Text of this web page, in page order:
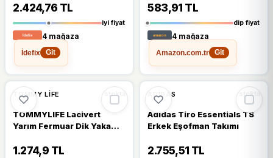
2.424,76 TL
iyi fiyat
4 mağaza
İdefix
Git
Eşofman Altı 001
583,91 TL
dip fiyat
4 mağaza
Amazon.com.tr
Git
%25 %25 DÜŞTÜ
TOMMY LIFE stokta
TOMMYLIFE Lacivert
Yarım Fermuar Dik Yaka
Eşofman Takımı - 85159
1.274,9 TL
%18
ADIDAS stokta
Adidas Tiro Essentials TS
Erkek Eşofman Takımı
2.755,51 TL